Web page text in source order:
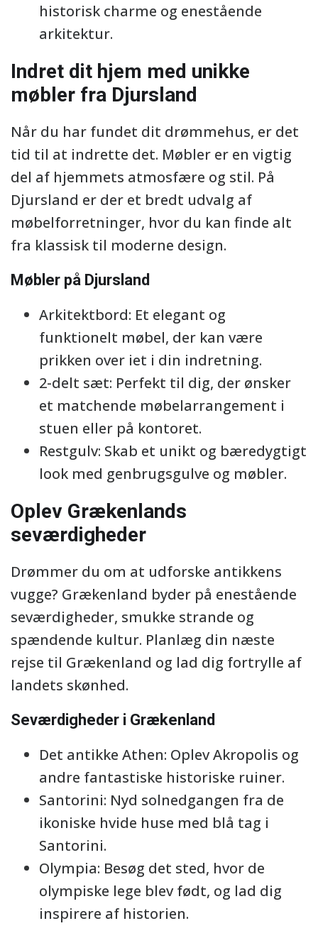
historisk charme og enestående
arkitektur.
Indret dit hjem med unikke
møbler fra Djursland
Når du har fundet dit drømmehus, er det
tid til at indrette det. Møbler er en vigtig
del af hjemmets atmosfære og stil. På
Djursland er der et bredt udvalg af
møbelforretninger, hvor du kan finde alt
fra klassisk til moderne design.
Møbler på Djursland
Arkitektbord: Et elegant og
funktionelt møbel, der kan være
prikken over iet i din indretning.
2-delt sæt: Perfekt til dig, der ønsker
et matchende møbelarrangement i
stuen eller på kontoret.
Restgulv: Skab et unikt og bæredygtigt
look med genbrugsgulve og møbler.
Oplev Grækenlands
seværdigheder
Drømmer du om at udforske antikkens
vugge? Grækenland byder på enestående
seværdigheder, smukke strande og
spændende kultur. Planlæg din næste
rejse til Grækenland og lad dig fortrylle af
landets skønhed.
Seværdigheder i Grækenland
Det antikke Athen: Oplev Akropolis og
andre fantastiske historiske ruiner.
Santorini: Nyd solnedgangen fra de
ikoniske hvide huse med blå tag i
Santorini.
Olympia: Besøg det sted, hvor de
olympiske lege blev født, og lad dig
inspirere af historien.